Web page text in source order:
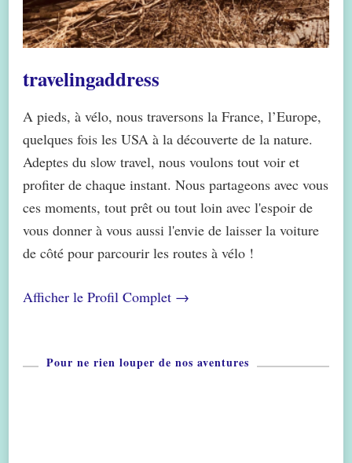
travelingaddress
A pieds, à vélo, nous traversons la France, l’Europe,
quelques fois les USA à la découverte de la nature.
Adeptes du slow travel, nous voulons tout voir et
profiter de chaque instant. Nous partageons avec vous
ces moments, tout prêt ou tout loin avec l'espoir de
vous donner à vous aussi l'envie de laisser la voiture
de côté pour parcourir les routes à vélo !
Afficher le Profil Complet →
Pour ne rien louper de nos aventures